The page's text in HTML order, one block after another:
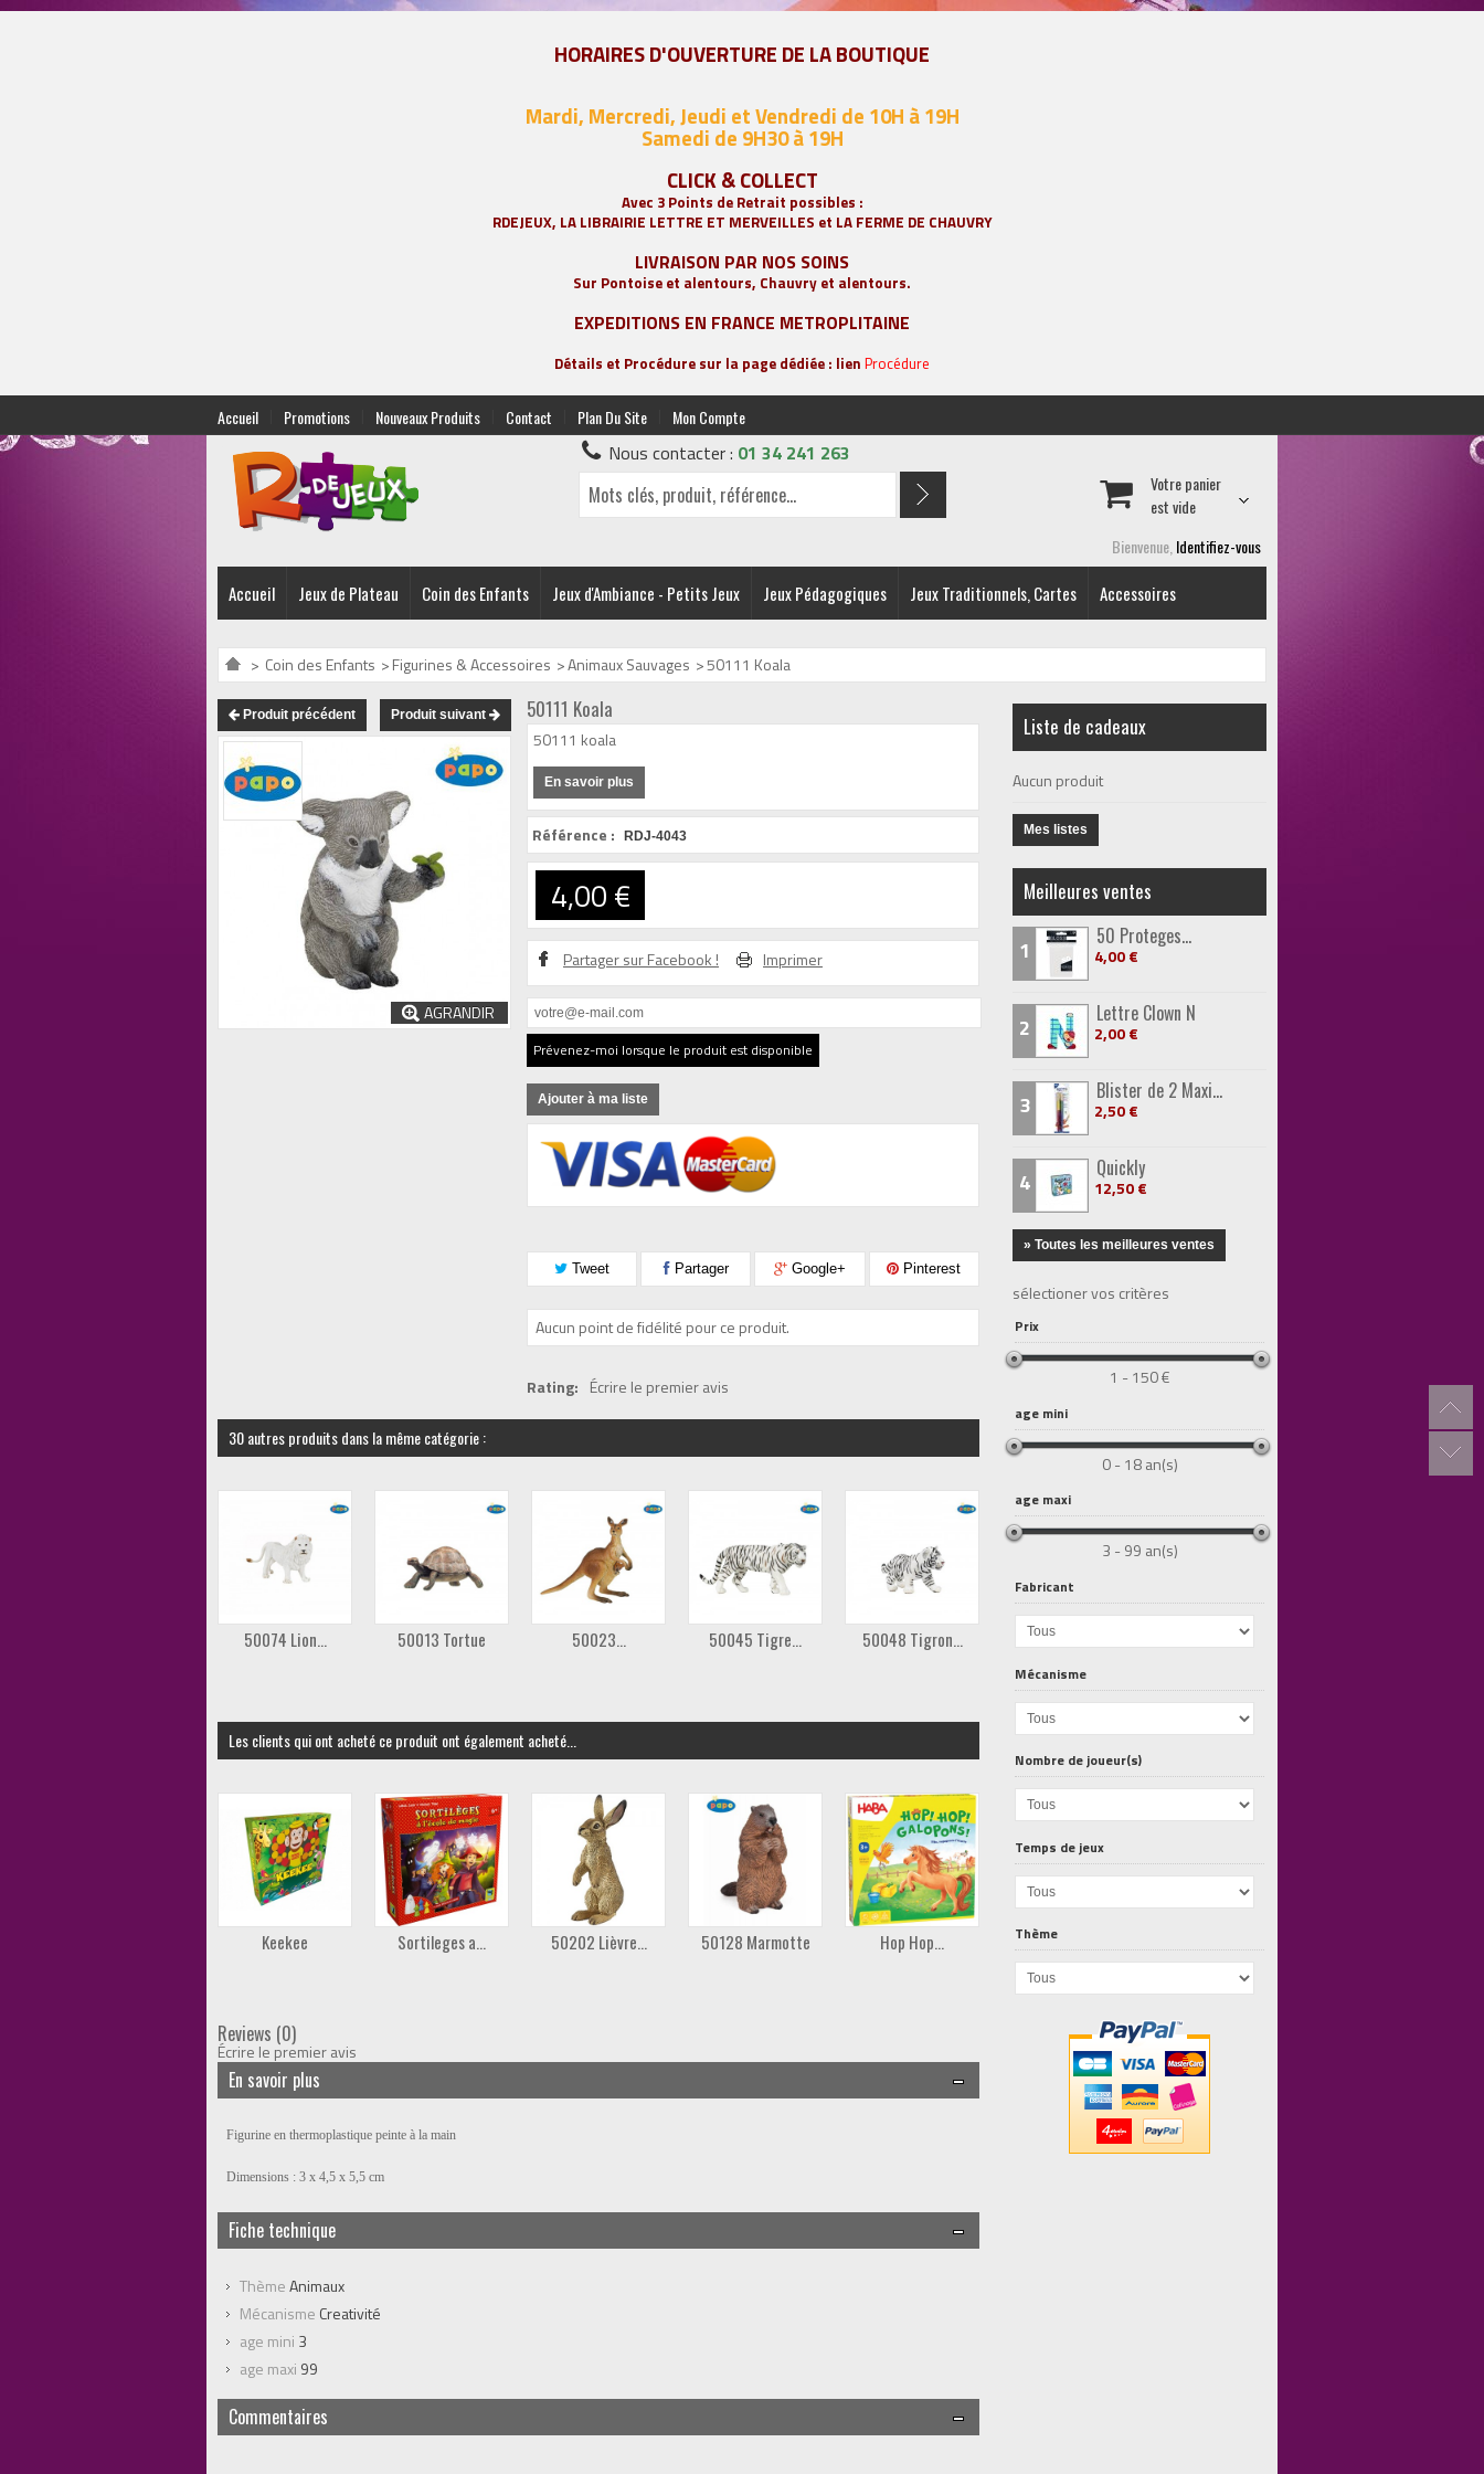
HORAIRES D'OUVERTURE DE LA BOUTIQUE
Mardi, Mercredi, Jeudi et Vendredi de 10H à 19H
Samedi de 9H30 à 19H
CLICK & COLLECT
Avec 3 Points de Retrait possibles :
RDEJEUX, LA LIBRAIRIE LETTRE ET MERVEILLES et LA FERME DE CHAUVRY
LIVRAISON PAR NOS SOINS
Sur Pontoise et alentours, Chauvry et alentours.
EXPEDITIONS EN FRANCE METROPLITAINE
Détails et Procédure sur la page dédiée : lien Procédure
Accueil Promotions Nouveaux Produits Contact Plan Du Site Mon Compte
Nous contacter : 01 34 241 263
Bienvenue, Identifiez-vous
Votre panier
est vide
Accueil Jeux de Plateau Coin des Enfants Jeux d'Ambiance - Petits Jeux Jeux Pédagogiques Jeux Traditionnels, Cartes Accessoires
> Coin des Enfants >Figurines & Accessoires >Animaux Sauvages >50111 Koala
Produit précédent Produit suivant
AGRANDIR
50111 Koala
50111 koala
En savoir plus
Référence : RDJ-4043
4,00 €
Partager sur Facebook ! Imprimer
Prévenez-moi lorsque le produit est disponible
Ajouter à ma liste
Tweet Partager Google+ Pinterest
Aucun point de fidélité pour ce produit.
Rating: Écrire le premier avis
30 autres produits dans la même catégorie :
50074 Lion... 50013 Tortue 50023... 50045 Tigre... 50048 Tigron... 50052 Bébé... 50065 elan
Les clients qui ont acheté ce produit ont également acheté...
Keekee Sortileges a... 50202 Lièvre... 50128 Marmotte Hop Hop... 50023...
Reviews (0)
Écrire le premier avis
En savoir plus
Figurine en thermoplastique peinte à la main
Dimensions : 3 x 4,5 x 5,5 cm
Fiche technique
ThèmeAnimaux
Mécanisme Creativité
age mini 3
age maxi 99
Commentaires
Liste de cadeaux
Aucun produit
Mes listes
Meilleures ventes
1 50 Proteges...
4,00 €
2 Lettre Clown N
2,00 €
3 Blister de 2 Maxi...
2,50 €
4 Quickly
12,50 €
» Toutes les meilleures ventes
sélectioner vos critères
Prix
1 - 150 €
age mini
0 - 18 an(s)
age maxi
3 - 99 an(s)
Fabricant
Mécanisme
Nombre de joueur(s)
Temps de jeux
Thème